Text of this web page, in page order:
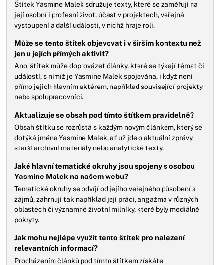
Štítek Yasmine Malek sdružuje texty, které se zaměřují na
její osobní i profesní život, účast v projektech, veřejná
vystoupení a další události, v nichž hraje roli.
Může se tento štítek objevovat i v širším kontextu než
jen u jejích přímých aktivit?
Ano, štítek může doprovázet články, které se týkají témat či
událostí, s nimiž je Yasmine Malek spojována, i když není
přímo jejich hlavním aktérem, například související projekty
nebo spolupracovníci.
Aktualizuje se obsah pod tímto štítkem pravidelně?
Obsah štítku se rozrůstá s každým novým článkem, který se
dotýká jména Yasmine Malek, ať už jde o aktuální zprávy,
starší archivní materiály nebo analytické texty.
Jaké hlavní tematické okruhy jsou spojeny s osobou
Yasmine Malek na našem webu?
Tematické okruhy se odvíjí od jejího veřejného působení a
zájmů, zahrnují tak například její práci, angažmá v různých
oblastech či významné životní milníky, které byly mediálně
pokryty.
Jak mohu nejlépe využít tento štítek pro nalezení
relevantních informací?
Procházením článků pod tímto štítkem získáte